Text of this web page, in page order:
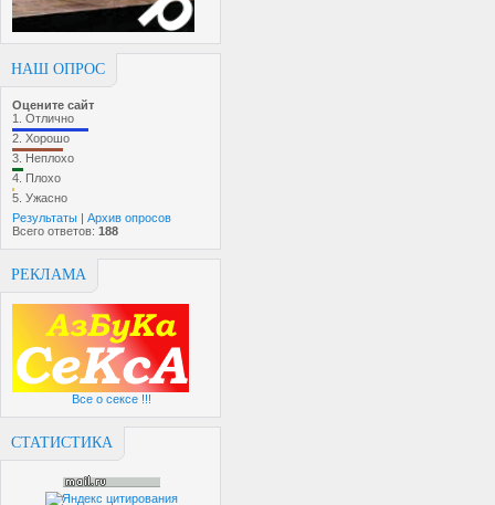
НАШ ОПРОС
Оцените сайт
1. Отлично
2. Хорошо
3. Неплохо
4. Плохо
5. Ужасно
Результаты | Архив опросов
Всего ответов: 188
РЕКЛАМА
Все о сексе !!!
СТАТИСТИКА